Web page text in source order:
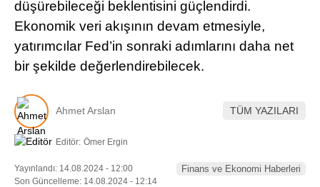
düşürebileceği beklentisini güçlendirdi.
Ekonomik veri akışının devam etmesiyle,
yatırımcılar Fed’in sonraki adımlarını daha net
bir şekilde değerlendirebilecek.
Ahmet Arslan TÜM YAZILARI
Editör: Ömer Ergin
Yayınlandı: 14.08.2024 - 12:00
Son Güncelleme: 14.08.2024 - 12:14
Finans ve Ekonomi Haberleri